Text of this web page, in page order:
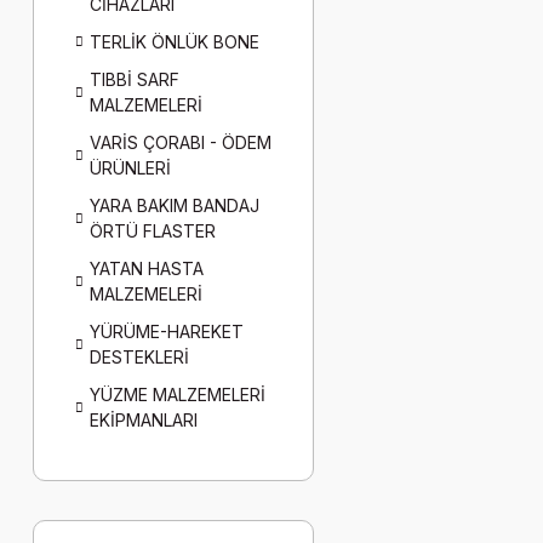
CİHAZLARI
TERLİK ÖNLÜK BONE
TIBBİ SARF
MALZEMELERİ
VARİS ÇORABI - ÖDEM
ÜRÜNLERİ
YARA BAKIM BANDAJ
ÖRTÜ FLASTER
YATAN HASTA
MALZEMELERİ
YÜRÜME-HAREKET
DESTEKLERİ
YÜZME MALZEMELERİ
EKİPMANLARI